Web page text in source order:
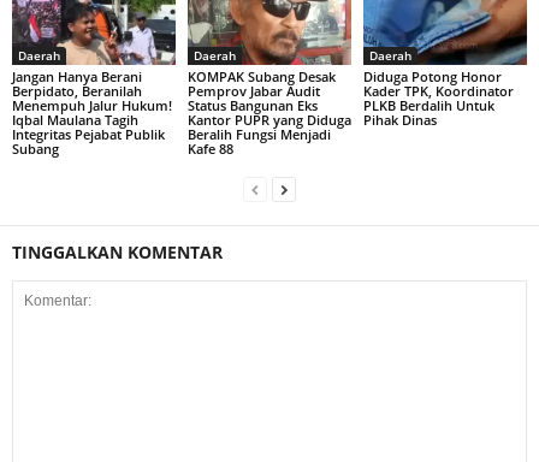
Daerah
Jangan Hanya Berani
Berpidato, Beranilah
Menempuh Jalur Hukum!
Iqbal Maulana Tagih
Integritas Pejabat Publik
Subang
Daerah
KOMPAK Subang Desak
Pemprov Jabar Audit
Status Bangunan Eks
Kantor PUPR yang Diduga
Beralih Fungsi Menjadi
Kafe 88
Daerah
Diduga Potong Honor
Kader TPK, Koordinator
PLKB Berdalih Untuk
Pihak Dinas
TINGGALKAN KOMENTAR